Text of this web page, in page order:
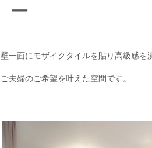
ー
壁一面にモザイクタイルを貼り高級感を
ご夫婦のご希望を叶えた空間です。